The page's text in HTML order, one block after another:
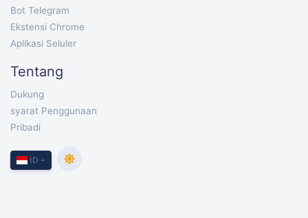
Bot Telegram
Ekstensi Chrome
Aplikasi Seluler
Tentang
Dukung
syarat Penggunaan
Pribadi
ID